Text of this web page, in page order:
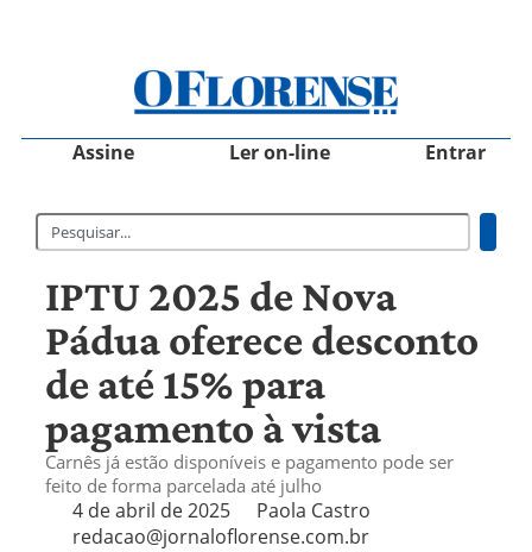
Assine Ler on-line Entrar
IPTU 2025 de Nova
Pádua oferece desconto
de até 15% para
pagamento à vista
Carnês já estão disponíveis e pagamento pode ser
feito de forma parcelada até julho
4 de abril de 2025
Paola Castro
redacao@jornaloflorense.com.br